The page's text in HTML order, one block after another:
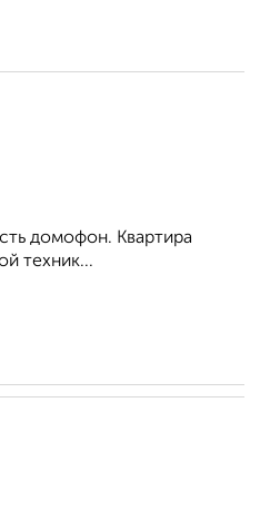
домофон. Квартира
техник...